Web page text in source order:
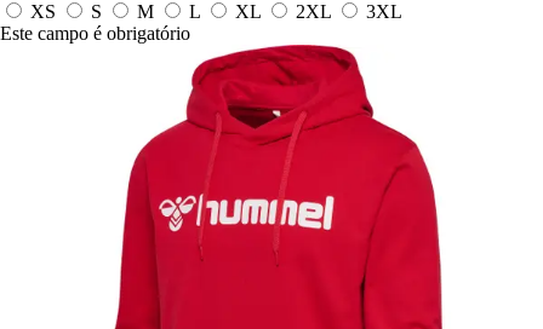
XS
S M L XL 2XL
3XL
Este campo é obrigatório